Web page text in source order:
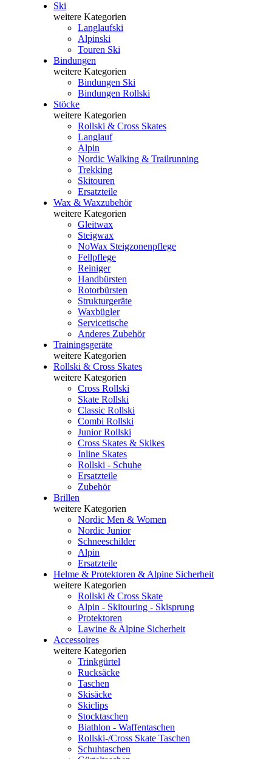
Ski
weitere Kategorien
Langlaufski
Alpinski
Touren Ski
Bindungen
weitere Kategorien
Bindungen Ski
Bindungen Rollski
Stöcke
weitere Kategorien
Rollski & Cross Skates
Langlauf
Alpin
Nordic Walking & Trailrunning
Trekking
Skitouren
Ersatzteile
Wax & Waxzubehör
weitere Kategorien
Gleitwax
Steigwax
NoWax Steigzonenpflege
Fellpflege
Reiniger
Handbürsten
Rotorbürsten
Strukturgeräte
Waxbügler
Servicetische
Anderes Zubehör
Trainingsgeräte
weitere Kategorien
Rollski & Cross Skates
weitere Kategorien
Cross Rollski
Skate Rollski
Classic Rollski
Combi Rollski
Junior Rollski
Cross Skates & Skikes
Inline Skates
Rollski - Schuhe
Ersatzteile
Zubehör
Brillen
weitere Kategorien
Nordic Men & Women
Nordic Junior
Schneeschilder
Alpin
Ersatzteile
Helme & Protektoren & Alpine Sicherheit
weitere Kategorien
Rollski & Cross Skate
Alpin - Skitouring - Skisprung
Protektoren
Lawine & Alpine Sicherheit
Accessoires
weitere Kategorien
Trinkgürtel
Rucksäcke
Taschen
Skisäcke
Skiclips
Stocktaschen
Biathlon - Waffentaschen
Rollski-/Cross Skate Taschen
Schuhtaschen